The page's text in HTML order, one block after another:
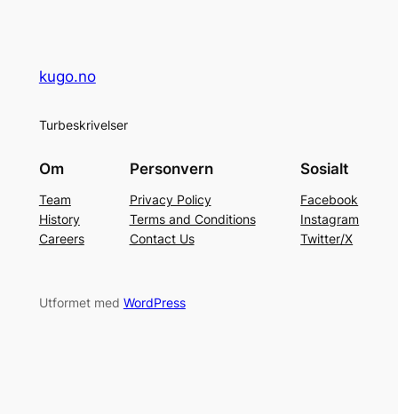
kugo.no
Turbeskrivelser
Om
Team
History
Careers
Personvern
Privacy Policy
Terms and Conditions
Contact Us
Sosialt
Facebook
Instagram
Twitter/X
Utformet med WordPress